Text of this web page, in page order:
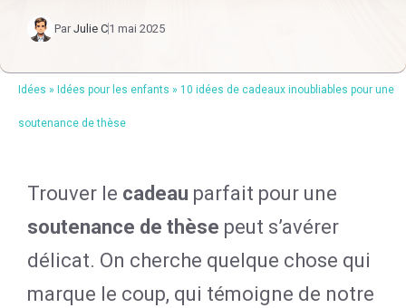
ParJulie C1 mai 2025
Idées » Idées pour les enfants » 10 idées de cadeaux inoubliables pour une
soutenance de thèse
Trouver le cadeau parfait pour une
soutenance de thèse peut s’avérer
délicat. On cherche quelque chose qui
marque le coup, qui témoigne de notre